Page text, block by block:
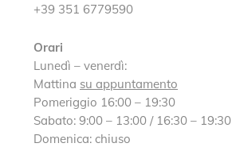
+39 351 6779590
Orari
Lunedì – venerdì:
Mattina su appuntamento
Pomeriggio 16:00 – 19:30
Sabato: 9:00 – 13:00 / 16:30 – 19:30
Domenica: chiuso